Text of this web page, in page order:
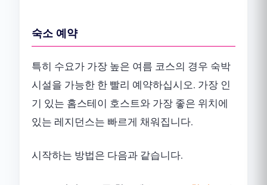
숙소 예약
특히 수요가 가장 높은 여름 코스의 경우 숙박
시설을 가능한 한 빨리 예약하십시오. 가장 인
기 있는 홈스테이 호스트와 가장 좋은 위치에
있는 레지던스는 빠르게 채워집니다.
시작하는 방법은 다음과 같습니다.